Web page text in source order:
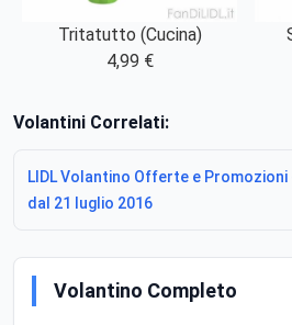
Tritatutto (Cucina)
4,99 €
Volantini Correlati:
LIDL Volantino Offerte e
dal 21 luglio 2016
Volantino Completo